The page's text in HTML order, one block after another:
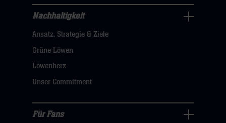
hier
Nachhaltigkeit
Navigation
öffnen,
dann
hier
Nachhaltigkeit
Ansatz, Strategie & Ziele
Grüne Löwen
Löwenherz
Unser Commitment
Für Fans